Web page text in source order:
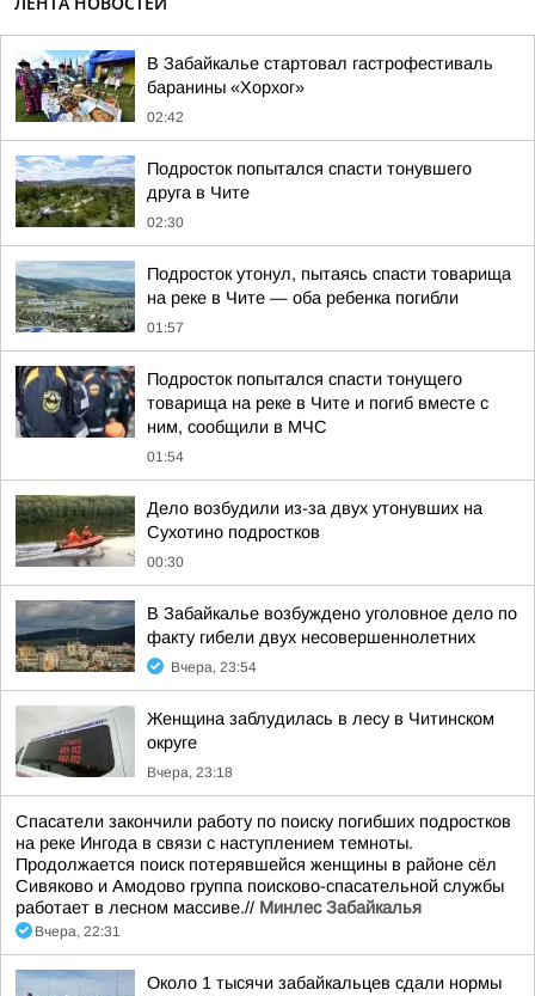
В Забайкалье стартовал гастрофестиваль
баранины «Хорхог»
02:42
Подросток попытался спасти тонувшего
друга в Чите
02:30
Подросток утонул, пытаясь спасти товарища
на реке в Чите — оба ребенка погибли
01:57
Подросток попытался спасти тонущего
товарища на реке в Чите и погиб вместе с
ним, сообщили в МЧС
01:54
Дело возбудили из-за двух утонувших на
Сухотино подростков
00:30
В Забайкалье возбуждено уголовное дело по
факту гибели двух несовершеннолетних
Вчера, 23:54
Женщина заблудилась в лесу в Читинском
округе
Вчера, 23:18
Спасатели закончили работу по поиску погибших подростков
на реке Ингода в связи с наступлением темноты.
Продолжается поиск потерявшейся женщины в районе сёл
Сивяково и Амодово группа поисково-спасательной службы
работает в лесном массиве.// Минлес Забайкалья
Вчера, 22:31
Около 1 тысячи забайкальцев сдали нормы